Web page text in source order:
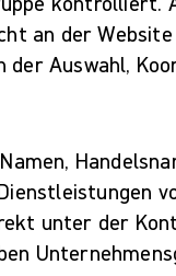
an der
Auswahl,
unter der